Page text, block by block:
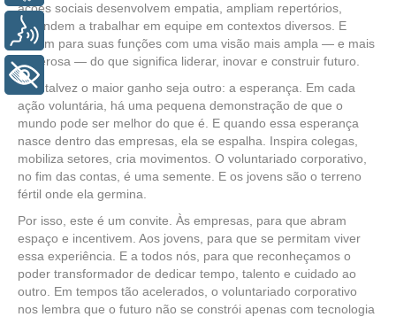
ações sociais desenvolvem empatia, ampliam repertórios,
aprendem a trabalhar em equipe em contextos diversos. E
voltam para suas funções com uma visão mais ampla — e mais
generosa — do que significa liderar, inovar e construir futuro.
Mas talvez o maior ganho seja outro: a esperança. Em cada
ação voluntária, há uma pequena demonstração de que o
mundo pode ser melhor do que é. E quando essa esperança
nasce dentro das empresas, ela se espalha. Inspira colegas,
mobiliza setores, cria movimentos. O voluntariado corporativo,
no fim das contas, é uma semente. E os jovens são o terreno
fértil onde ela germina.
Por isso, este é um convite. Às empresas, para que abram
espaço e incentivem. Aos jovens, para que se permitam viver
essa experiência. E a todos nós, para que reconheçamos o
poder transformador de dedicar tempo, talento e cuidado ao
outro. Em tempos tão acelerados, o voluntariado corporativo
nos lembra que o futuro não se constrói apenas com tecnologia
Voz